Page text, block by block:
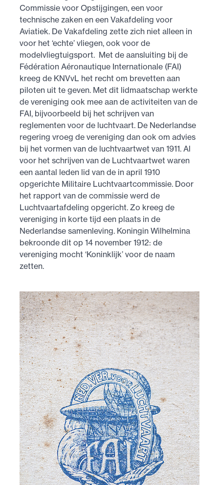
Commissie voor Opstijgingen, een voor
technische zaken en een Vakafdeling voor
Aviatiek. De Vakafdeling zette zich niet alleen in
voor het ‘echte’ vliegen, ook voor de
modelvliegtuigsport. Met de aansluiting bij de
Fédération Aéronautique Internationale (FAI)
kreeg de KNVvL het recht om brevetten aan
piloten uit te geven. Met dit lidmaatschap werkte
de vereniging ook mee aan de activiteiten van de
FAI, bijvoorbeeld bij het schrijven van
reglementen voor de luchtvaart. De Nederlandse
regering vroeg de vereniging dan ook om advies
bij het vormen van de luchtvaartwet van 1911. Al
voor het schrijven van de Luchtvaartwet waren
een aantal leden lid van de in april 1910
opgerichte Militaire Luchtvaartcommissie. Door
het rapport van de commissie werd de
Luchtvaartafdeling opgericht. Zo kreeg de
vereniging in korte tijd een plaats in de
Nederlandse samenleving. Koningin Wilhelmina
bekroonde dit op 14 november 1912: de
vereniging mocht ‘Koninklijk’ voor de naam
zetten.